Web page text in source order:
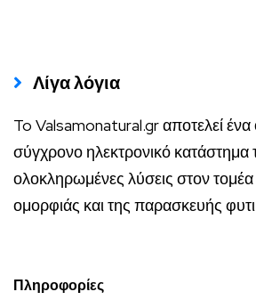
Λίγα λόγια
To Valsamonatural.gr αποτελεί
σύγχρονο ηλεκτρονικό κατάστημα
ολοκληρωμένες λύσεις στον τομέα
ομορφιάς και της παρασκευής
Πληροφορίες